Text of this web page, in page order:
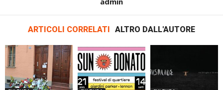
ARTICOLI CORRELATI ALTRO DALL'AUTORE